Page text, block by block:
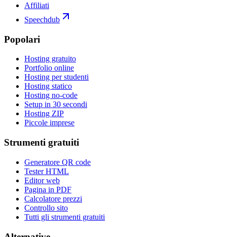
Affiliati
Speechdub
Popolari
Hosting gratuito
Portfolio online
Hosting per studenti
Hosting statico
Hosting no-code
Setup in 30 secondi
Hosting ZIP
Piccole imprese
Strumenti gratuiti
Generatore QR code
Tester HTML
Editor web
Pagina in PDF
Calcolatore prezzi
Controllo sito
Tutti gli strumenti gratuiti